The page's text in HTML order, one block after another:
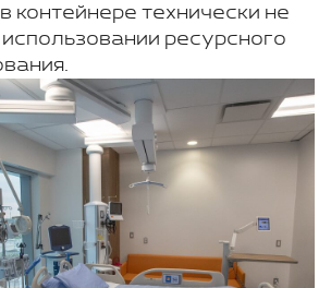
контейнере технически не
ресурсного